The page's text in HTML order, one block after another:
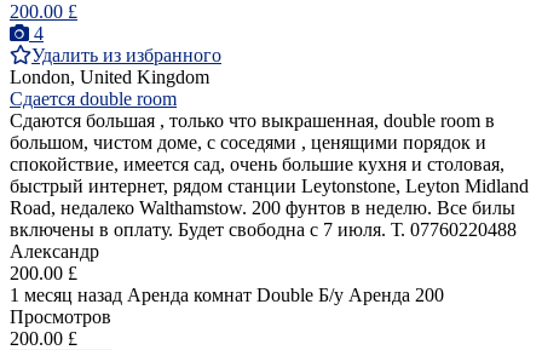
200.00 £
4
Удалить из избранного
London, United Kingdom
Сдается double room
Сдаются большая , только что выкрашенная, double room в
большом, чистом доме, с соседями , ценящими порядок и
спокойствие, имеется сад, очень большие кухня и столовая,
быстрый интернет, рядом станции Leytonstone, Leyton Midland
Road, недалеко Walthamstow. 200 фунтов в неделю. Все билы
включены в оплату. Будет свободна с 7 июля. Т. 07760220488
Александр
200.00 £
1 месяц назад Аренда комнат Double Б/у Аренда 200
Просмотров
200.00 £